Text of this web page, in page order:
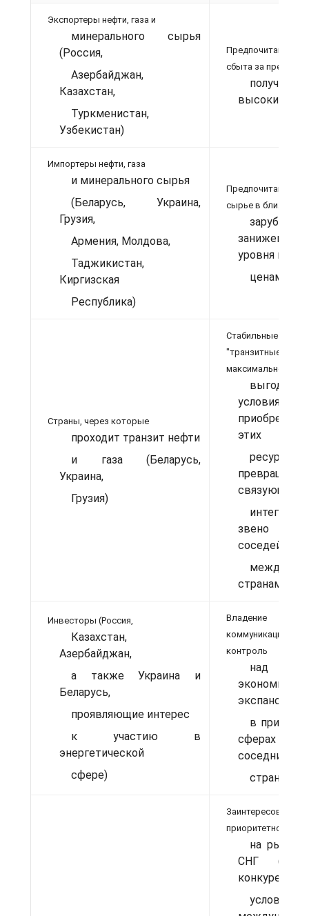
Экспортеры нефти, газа и
минерального сырья
(Россия,
Азербайджан,
Казахстан,
Туркменистан,
Узбекистан)
Предпочитают
сбыта за
получение
высоких
Импортеры нефти, газа
и минерального сырья
(Беларусь, Украина,
Грузия,
Армения, Молдова,
Таджикистан,
Киргизская
Республика)
Предпочитают
сырье в ближнем
уровня
ценам
Страны, через которые
проходит транзит нефти
и газа (Беларусь,
Украина,
Грузия)
Стабильные
"транзитные"
максимально
выгодные
этих
ресурсов,
связующее
звено (в
соседей")
между
странами
Инвесторы (Россия,
Казахстан,
Азербайджан,
а также Украина и
Беларусь,
проявляющие интерес
к участию в
энергетической
сфере)
Владение
контроль
над
экспансия
в
сферах
соседних
стран
приоритетном
на рынки
СНГ (так